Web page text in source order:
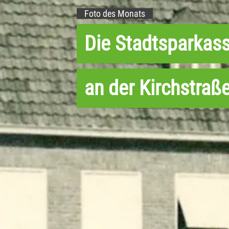
Foto des Monats
Die
an der